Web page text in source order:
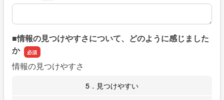
上記のように回答された具体的な理由があればご記入くだ
■情報の見つけやすさについて、どのように感じました
か
情報の見つけやすさ
5．見つけやすい